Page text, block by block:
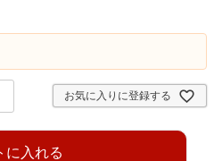
お気に入りに登録する
に入れる